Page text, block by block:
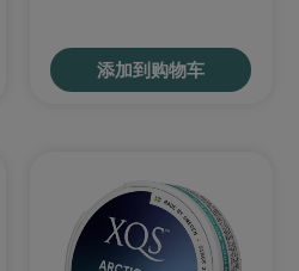
添加到购物车